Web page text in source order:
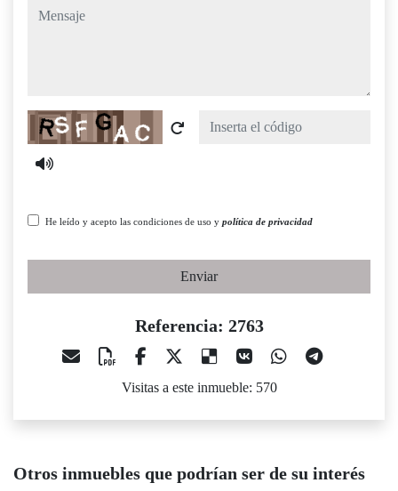
mensaje
Captcha
He leído y acepto las condiciones de uso y política de privacidad
Enviar
Referencia: 2763
Visitas a este inmueble: 570
Otros inmuebles que podrían ser de su interés